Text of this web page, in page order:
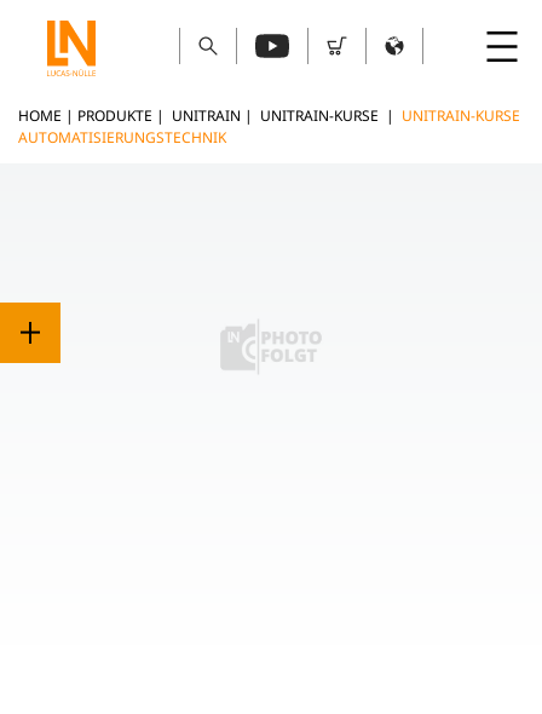
HOME | PRODUKTE | UNITRAIN | UNITRAIN-KURSE | UNITRAIN-KURSE
AUTOMATISIERUNGSTECHNIK